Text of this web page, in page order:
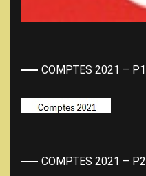
COMPTES 2021 – P1
COMPTES 2021 – P2